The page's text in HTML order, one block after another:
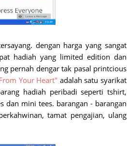
dengan harga yang sangat
hadiah yang limited edition dan
pernah dengar tak pasal printcious
Your Heart" adalah satu syarikat
hadiah peribadi seperti tshirt,
dan mini tees. barangan - barangan
tamat pengajian, ulang